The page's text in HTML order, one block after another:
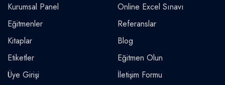
Kurumsal Panel
Eğitmenler
Kitaplar
Etiketler
Üye Girişi
Online Excel Sınavı
Referanslar
Blog
Eğitmen Olun
İletişim Formu